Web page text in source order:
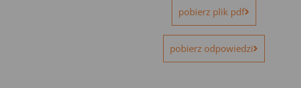
pobierz plik pdf
pobierz odpowiedzi